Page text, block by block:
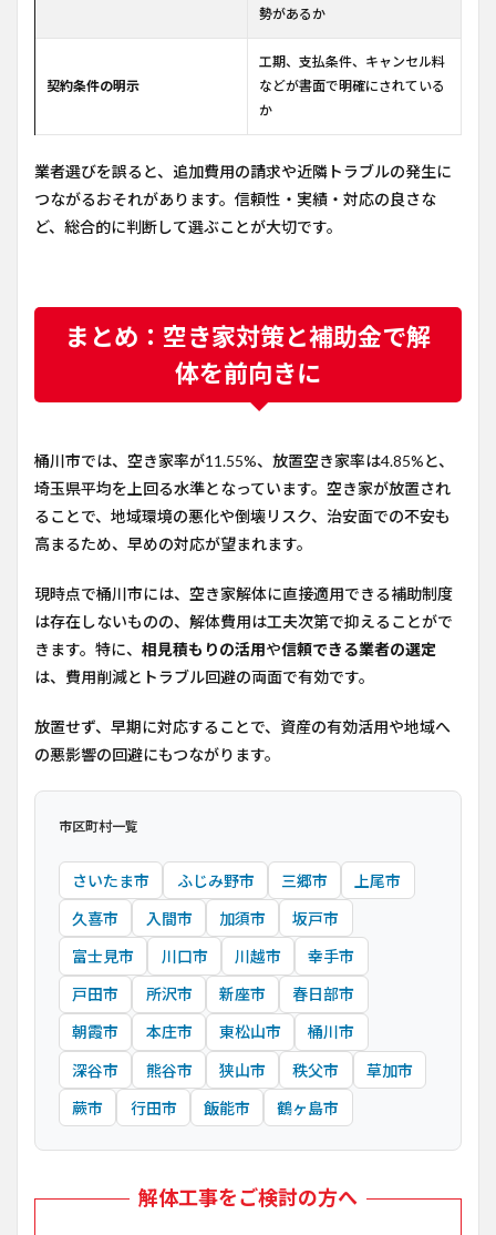
勢があるか
契約条件の明示
工期、支払条件、キャンセル料
などが書面で明確にされている
か
業者選びを誤ると、追加費用の請求や近隣トラブルの発生に
つながるおそれがあります。信頼性・実績・対応の良さな
ど、総合的に判断して選ぶことが大切です。
まとめ：空き家対策と補助金で解
体を前向きに
桶川市では、空き家率が11.55%、放置空き家率は4.85%と、
埼玉県平均を上回る水準となっています。空き家が放置され
ることで、地域環境の悪化や倒壊リスク、治安面での不安も
高まるため、早めの対応が望まれます。
現時点で桶川市には、空き家解体に直接適用できる補助制度
は存在しないものの、解体費用は工夫次第で抑えることがで
きます。特に、 相見積もりの活用や信頼できる業者の選定
は、費用削減とトラブル回避の両面で有効です。
放置せず、早期に対応することで、資産の有効活用や地域へ
の悪影響の回避にもつながります。
市区町村一覧
さいたま市 ふじみ野市 三郷市 上尾市
久喜市 入間市 加須市 坂戸市
富士見市 川口市 川越市 幸手市
戸田市 所沢市 新座市 春日部市
朝霞市 本庄市 東松山市 桶川市
深谷市 熊谷市 狭山市 秩父市 草加市
蕨市 行田市 飯能市 鶴ヶ島市
解体工事をご検討の方へ